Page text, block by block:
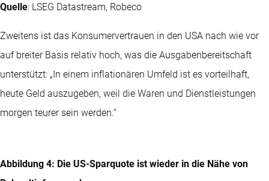
Quelle: LSEG Datastream, Robeco
Zweitens ist das Konsumervertrauen in den USA nach wie vor
auf breiter Basis relativ hoch, was die Ausgabenbereitschaft
unterstützt: „In einem inflationären Umfeld ist es vorteilhaft,
heute Geld auszugeben, weil die Waren und Dienstleistungen
morgen teurer sein werden.“
Abbildung 4: Die US-Sparquote ist wieder in die Nähe von